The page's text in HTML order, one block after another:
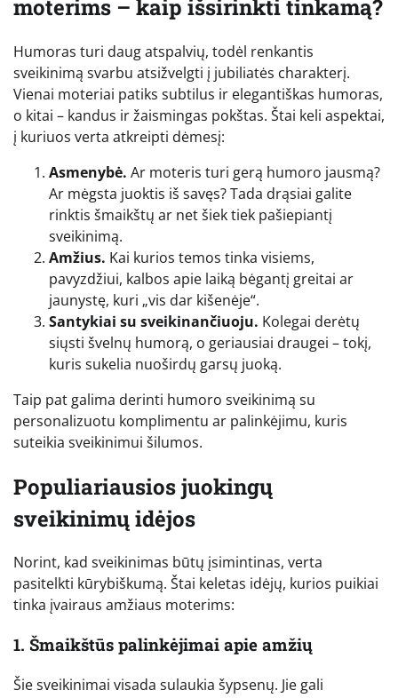
moterims – kaip išsirinkti tinkamą?
Humoras turi daug atspalvių, todėl renkantis
sveikinimą svarbu atsižvelgti į jubiliatės charakterį.
Vienai moteriai patiks subtilus ir elegantiškas humoras,
o kitai – kandus ir žaismingas pokštas. Štai keli aspektai,
į kuriuos verta atkreipti dėmesį:
Asmenybė. Ar moteris turi gerą humoro jausmą?
Ar mėgsta juoktis iš savęs? Tada drąsiai galite
rinktis šmaikštų ar net šiek tiek pašiepiantį
sveikinimą.
Amžius. Kai kurios temos tinka visiems,
pavyzdžiui, kalbos apie laiką bėgantį greitai ar
jaunystę, kuri „vis dar kišenėje“.
Santykiai su sveikinančiuoju. Kolegai derėtų
siųsti švelnų humorą, o geriausiai draugei – tokį,
kuris sukelia nuoširdų garsų juoką.
Taip pat galima derinti humoro sveikinimą su
personalizuotu komplimentu ar palinkėjimu, kuris
suteikia sveikinimui šilumos.
Populiariausios juokingų
sveikinimų idėjos
Norint, kad sveikinimas būtų įsimintinas, verta
pasitelkti kūrybiškumą. Štai keletas idėjų, kurios puikiai
tinka įvairaus amžiaus moterims:
1. Šmaikštūs palinkėjimai apie amžių
Šie sveikinimai visada sulaukia šypsenų. Jie gali